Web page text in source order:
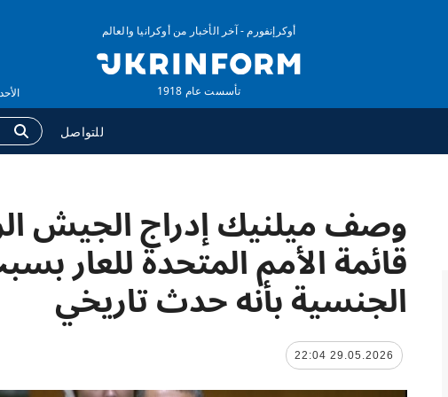
أوكرإنفورم - آخر الأخبار من أوكرانيا والعالم
تأسست عام 1918 الأحد ,09 أغسطس
للتواصل
الوكالة
معلومات عن الوكالة
جهات الاتصال
سياسة الخصوصية وحماية
البيانات الشخصية
المزيد
التقارير
مقابلات
الصور
وصف ميلنيك إدراج الجيش
قائمة الأمم المتحدة للعار
الجنسية بأنه حدث تاريخي
29.05.2026 22:04